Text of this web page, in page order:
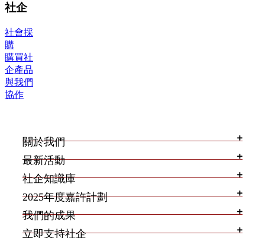
社企
社會採
購
購買社
企產品
與我們
協作
關於我們
最新活動
社企知識庫
2025年度嘉許計劃
我們的成果
立即支持社企